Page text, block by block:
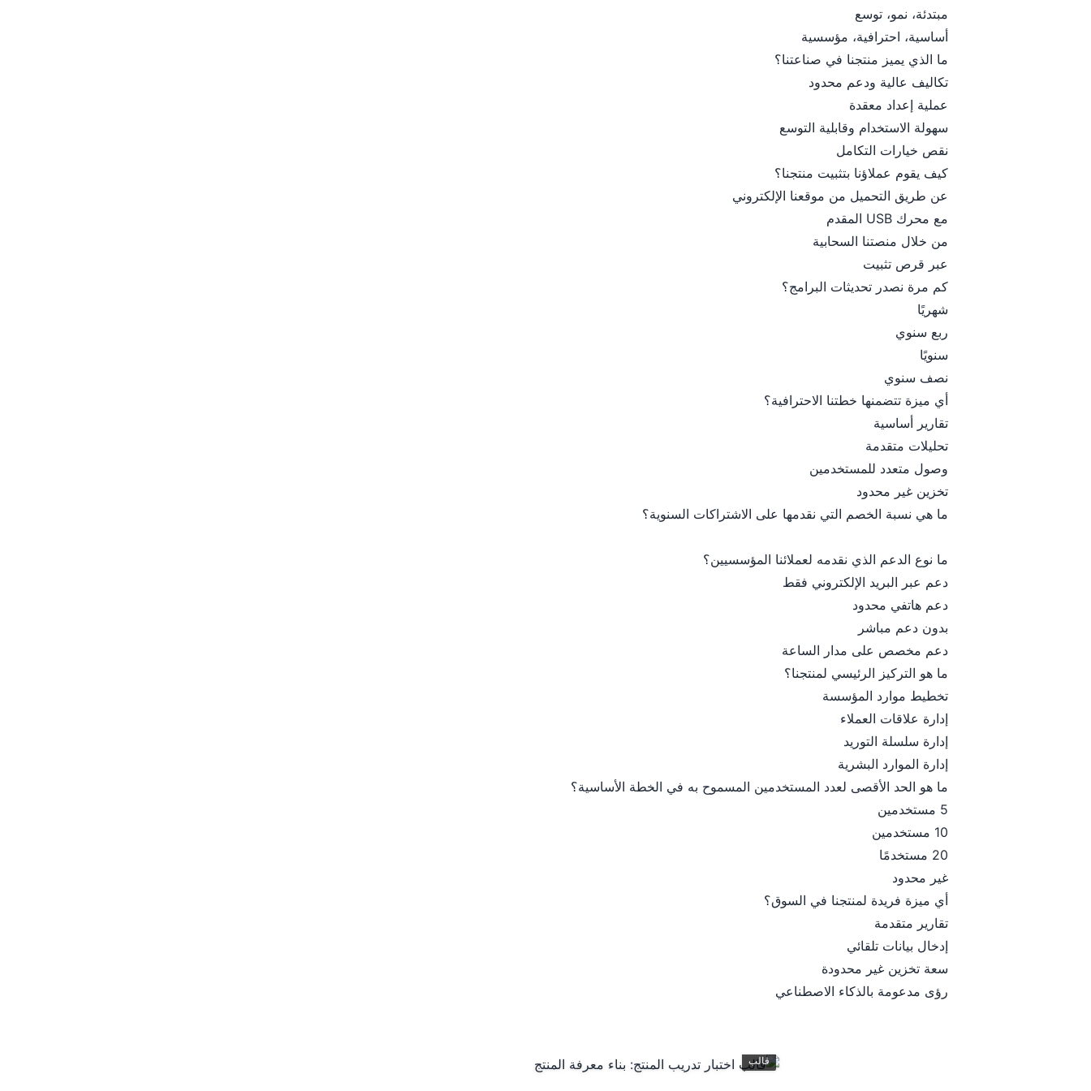
مبتدئة، نمو، توسع
أساسية، احترافية، مؤسسية
ما الذي يميز منتجنا في صناعتنا؟
تكاليف عالية ودعم محدود
عملية إعداد معقدة
سهولة الاستخدام وقابلية التوسع
نقص خيارات التكامل
كيف يقوم عملاؤنا بتثبيت منتجنا؟
عن طريق التحميل من موقعنا الإلكتروني
مع محرك USB المقدم
من خلال منصتنا السحابية
عبر قرص تثبيت
كم مرة نصدر تحديثات البرامج؟
شهريًا
ربع سنوي
سنويًا
نصف سنوي
أي ميزة تتضمنها خطتنا الاحترافية؟
تقارير أساسية
تحليلات متقدمة
وصول متعدد للمستخدمين
تخزين غير محدود
ما هي نسبة الخصم التي نقدمها على الاشتراكات السنوية؟
ما نوع الدعم الذي نقدمه لعملائنا المؤسسيين؟
دعم عبر البريد الإلكتروني فقط
دعم هاتفي محدود
بدون دعم مباشر
دعم مخصص على مدار الساعة
ما هو التركيز الرئيسي لمنتجنا؟
تخطيط موارد المؤسسة
إدارة علاقات العملاء
إدارة سلسلة التوريد
إدارة الموارد البشرية
ما هو الحد الأقصى لعدد المستخدمين المسموح به في الخطة الأساسية؟
5 مستخدمين
10 مستخدمين
20 مستخدمًا
غير محدود
أي ميزة فريدة لمنتجنا في السوق؟
تقارير متقدمة
إدخال بيانات تلقائي
سعة تخزين غير محدودة
رؤى مدعومة بالذكاء الاصطناعي
قالب